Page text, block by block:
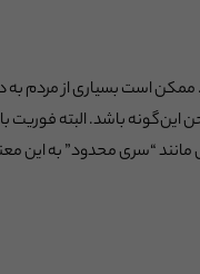
بسیاری از مردم به
این‌گونه باشد. البته
مانند “سری محدود” به